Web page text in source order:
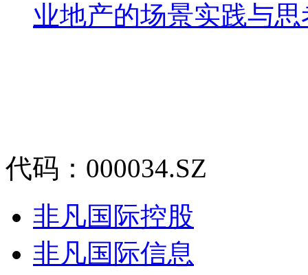
业地产的场景实践与思
代码：000034.SZ
非凡国际控股
非凡国际信息